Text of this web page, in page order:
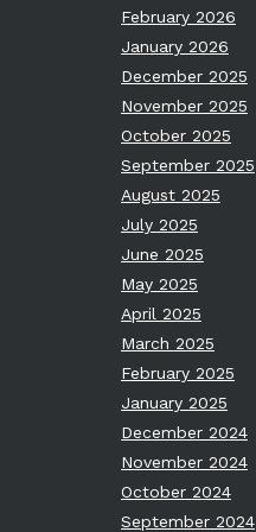
February 2026
January 2026
December 2025
November 2025
October 2025
September 2025
August 2025
July 2025
June 2025
May 2025
April 2025
March 2025
February 2025
January 2025
December 2024
November 2024
October 2024
September 2024